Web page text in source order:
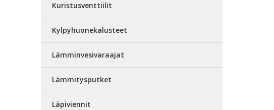
Kuristusventtiilit
Kylpyhuonekalusteet
Lämminvesivaraajat
Lämmitysputket
Läpiviennit